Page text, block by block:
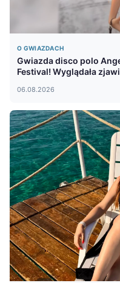
O GWIAZDACH
Gwiazda disco polo
Festival! Wyglądała
06.08.2026